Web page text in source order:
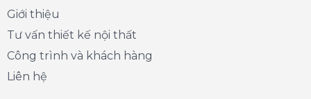
Giới thiệu
Tư vấn thiết kế nội thất
Công trình và khách hàng
Liên hệ